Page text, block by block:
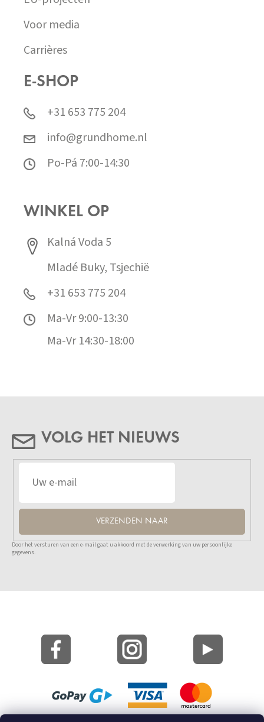
Voor media
Carrières
E-SHOP
+31 653 775 204
info@grundhome.nl
Po-Pá 7:00-14:30
WINKEL OP
Kalná Voda 5
Mladé Buky, Tsjechië
+31 653 775 204
Ma-Vr 9:00-13:30
Ma-Vr 14:30-18:00
VOLG HET NIEUWS
VERZENDEN NAAR
Door het versturen van een e-mail gaat u akkoord met de verwerking van uw persoonlijke
gegevens.